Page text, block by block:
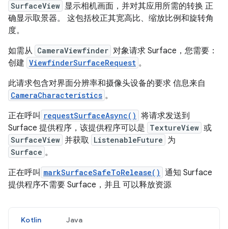
SurfaceView 显示相机画面，并对其应用所需的转换 正
确显示取景器。 这包括校正其宽高比、缩放比例和旋转角
度。
如需从 CameraViewfinder 对象请求 Surface，您需要：
创建 ViewfinderSurfaceRequest 。
此请求包含对界面分辨率和摄像头设备的要求 信息来自
CameraCharacteristics 。
正在呼叫 requestSurfaceAsync() 将请求发送到
Surface 提供程序，该提供程序可以是 TextureView 或
SurfaceView 并获取 ListenableFuture 为
Surface 。
正在呼叫 markSurfaceSafeToRelease() 通知 Surface
提供程序不需要 Surface，并且 可以释放资源
Kotlin Java